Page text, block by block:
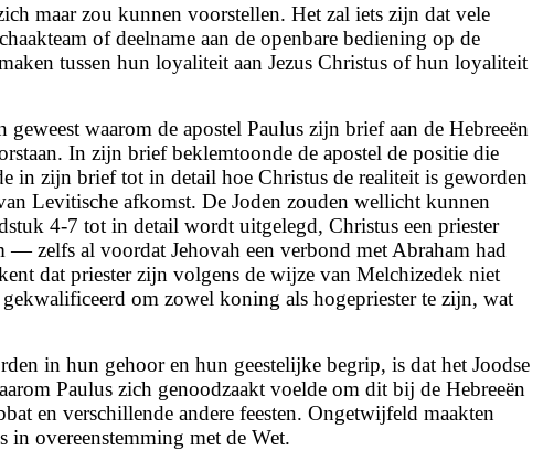
maar zou kunnen voorstellen. Het zal iets zijn dat vele
of deelname aan de openbare bediening op de
tussen hun loyaliteit aan Jezus Christus of hun loyaliteit
waarom de apostel Paulus zijn brief aan de Hebreeën
In zijn brief beklemtoonde de apostel de positie die
in zijn brief tot in detail hoe Christus de realiteit is geworden
Levitische afkomst. De Joden zouden wellicht kunnen
4-7 tot in detail wordt uitgelegd, Christus een priester
zelfs al voordat Jehovah een verbond met Abraham had
dat priester zijn volgens de wijze van Melchizedek niet
om zowel koning als hogepriester te zijn, wat
in hun gehoor en hun geestelijke begrip, is dat het Joodse
Paulus zich genoodzaakt voelde om dit bij de Hebreeën
en verschillende andere feesten. Ongetwijfeld maakten
in overeenstemming met de Wet.